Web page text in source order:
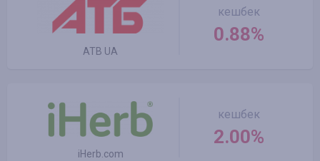
ATB UA
кешбек
0.88%
iHerb.com
кешбек
2.00%